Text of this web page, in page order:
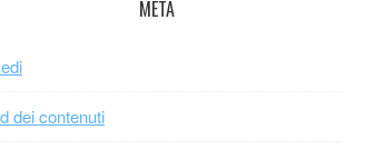
META
dei contenuti